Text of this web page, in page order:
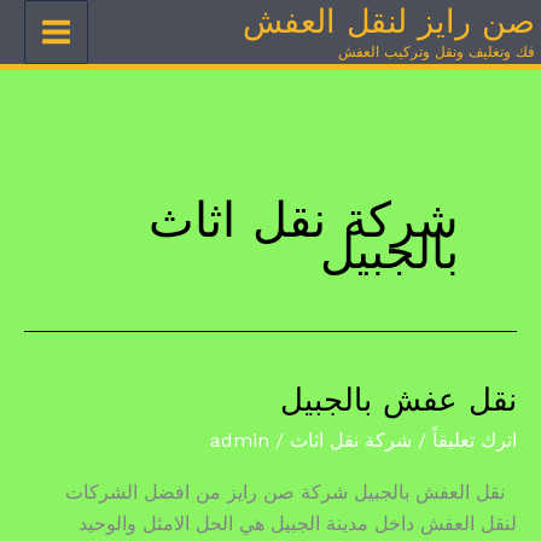
إلى
المحتوى
صن رايز لنقل العفش
فك وتغليف ونقل وتركيب العفش
شركة نقل اثاث
بالجبيل
نقل عفش بالجبيل
اترك تعليقاً / شركة نقل اثاث /
admin
نقل العفش بالجبيل شركة صن رايز من افضل الشركات
لنقل العفش داخل مدينة الجبيل هي الحل الامثل والوحيد
نقل
بالجبيل